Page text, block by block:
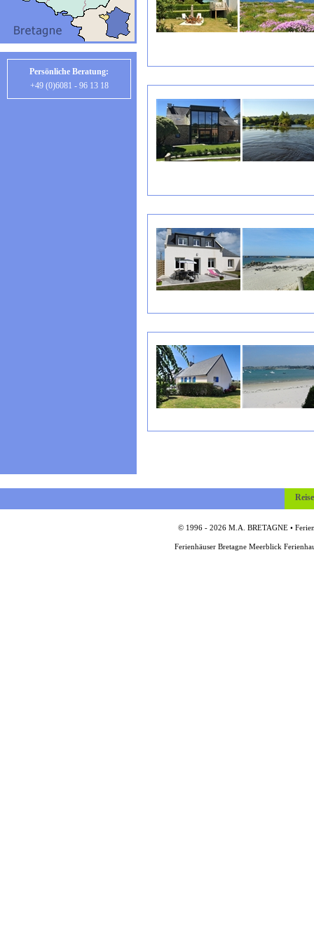
Persönliche Beratung:
+49 (0)6081 - 96 13 18
© 1996 - 2026 M.A. BRETAGNE •
Ferienhäuser Bretagne Meerblick